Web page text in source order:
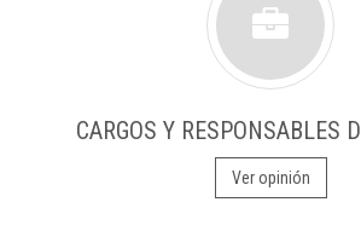
CARGOS Y RESPONSABLES
Ver opinión